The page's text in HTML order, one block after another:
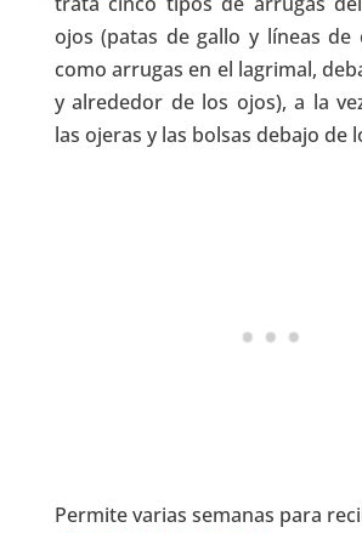
ojos (patas de gallo y líneas de
como arrugas en el lagrimal,
y alrededor de los ojos), a la
las ojeras y las bolsas debajo de
Permite varias semanas para